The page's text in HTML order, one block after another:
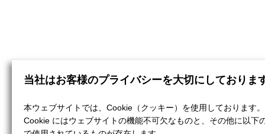
当社はお客様のプライバシーを大切にしておりま
本ウェブサイトでは、Cookie（クッキー）を使用しております。
Cookie にはウェブサイトの機能不可欠なものと、その他に以下